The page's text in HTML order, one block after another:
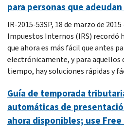
para personas que
IR-2015-53SP, 18 de marzo de
Impuestos Internos (IRS) recordó
que ahora es más fácil que antes
electrónicamente, y para aquellos
tiempo, hay soluciones rápidas y
Guía de temporada
automáticas de
ahora disponibles; use